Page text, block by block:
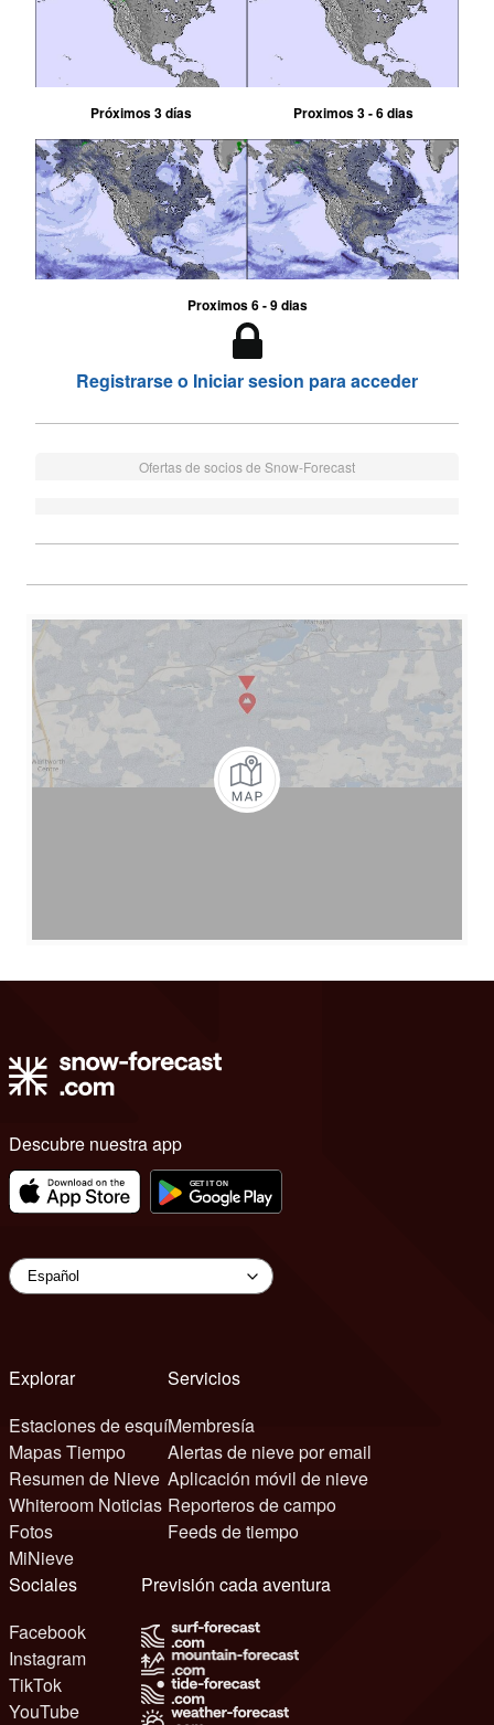
Próximos 3 días Proximos 3 - 6 dias
Proximos 6 - 9 dias
Registrarse o Iniciar sesion para acceder
Ofertas de socios de Snow-Forecast
Descubre nuestra app
Explorar
Estaciones de esquí
Mapas Tiempo
Resumen de Nieve
Whiteroom Noticias
Fotos
MiNieve
Servicios
Membresía
Alertas de nieve por email
Aplicación móvil de nieve
Reporteros de campo
Feeds de tiempo
Sociales
Facebook
Instagram
TikTok
YouTube
Previsión cada aventura